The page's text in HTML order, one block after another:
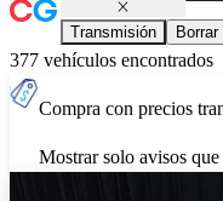
Transmisión
377 vehículos encontrados
Compra con precios
Mostrar solo avisos